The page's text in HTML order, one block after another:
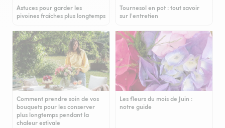
Astuces pour garder les
pivoines fraîches plus longtemps
Tournesol en pot : tout savoir
sur l'entretien
Comment prendre soin de vos
bouquets pour les conserver
plus longtemps pendant la
chaleur estivale
Les fleurs du mois de Juin :
notre guide